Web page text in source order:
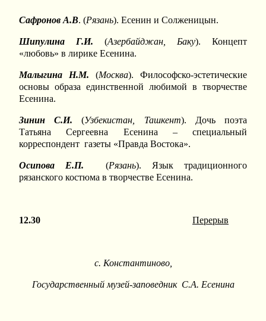
Сафронов А.В. (Рязань). Есенин и Солженицын.
Шипулина Г.И. (Азербайджан, Баку). Концепт
«любовь» в лирике Есенина.
Малыгина Н.М. (Москва). Философско-эстетические
основы образа единственной любимой в творчестве
Есенина.
Зинин С.И. (Узбекистан, Ташкент). Дочь поэта
Татьяна Сергеевна Есенина – специальный
корреспондент газеты «Правда Востока».
Осипова Е.П. (Рязань). Язык традиционного
рязанского костюма в творчестве Есенина.
12.30 Перерыв
с. Константиново,
Государственный музей-заповедник С.А. Есенина